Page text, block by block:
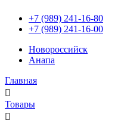
+7 (989) 241-16-80
+7 (989) 241-16-00
Новороссийск
Анапа
Главная
Товары